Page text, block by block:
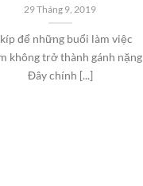
29 Tháng 9, 2019
để những buổi làm việc
không trở thành gánh nặng
Đây chính [...]